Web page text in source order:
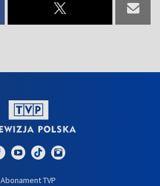
Abonament TVP